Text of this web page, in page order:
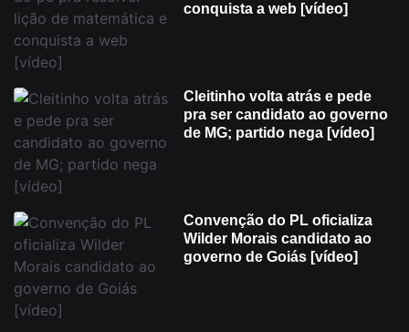
conquista a web [vídeo]
Cleitinho volta atrás e pede
pra ser candidato ao governo
de MG; partido nega [vídeo]
Convenção do PL oficializa
Wilder Morais candidato ao
governo de Goiás [vídeo]